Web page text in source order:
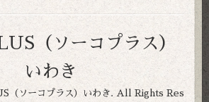
（ソーコプラス）
いわき
（ソーコプラス）いわき. All Rights Res